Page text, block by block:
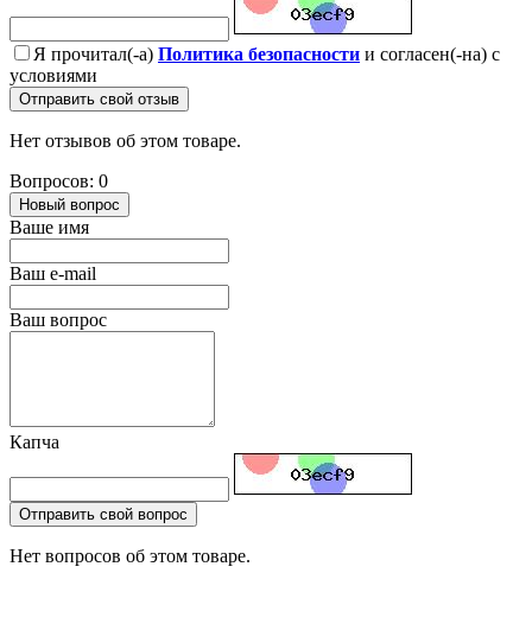
Я прочитал(-а) Политика безопасности и согласен(-на) с
условиями
Отправить свой отзыв
Нет отзывов об этом товаре.
Вопросов: 0
Новый вопрос
Ваше имя
Ваш e-mail
Ваш вопрос
Капча
Отправить свой вопрос
Нет вопросов об этом товаре.